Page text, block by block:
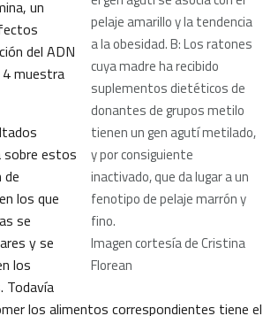
pelaje amarillo y la tendencia
a la obesidad. B: Los ratones
cuya madre ha recibido
suplementos dietéticos de
donantes de grupos metilo
tienen un gen agutí metilado,
y por consiguiente
inactivado, que da lugar a un
fenotipo de pelaje marrón y
fino.
Imagen cortesía de Cristina
Florean
un
del ADN
muestra
sobre estos
los que
se
y se
los
Todavía
los alimentos correspondientes tiene el